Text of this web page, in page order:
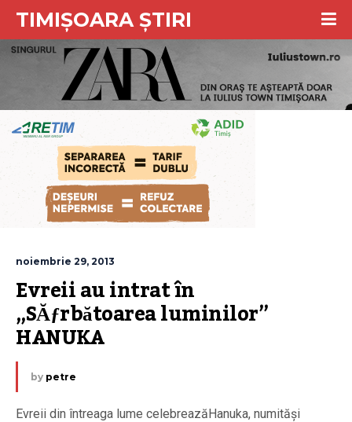
TIMIȘOARA ȘTIRI
noiembrie 29, 2013
Evreii au intrat în
„SĂƒrbătoarea luminilor”
HANUKA
by petre
Evreii din întreaga lume celebreazăHanuka, numităși